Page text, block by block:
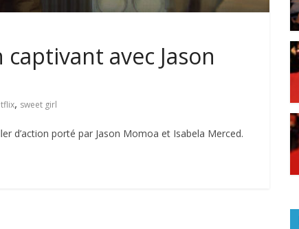
avec Jason
, sweet girl
d’action porté par Jason Momoa et Isabela Merced.